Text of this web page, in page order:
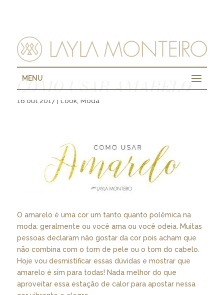
MENU
COMO USAR AMARELO
16.out.2017 | Look, Moda
O amarelo é uma cor um tanto quanto polêmica na
moda: geralmente ou você ama ou você odeia. Muitas
pessoas declaram não gostar da cor pois acham que
não combina com o tom de pele ou o tom do cabelo.
Hoje vou desmistificar essas dúvidas e mostrar que
amarelo é sim para todas! Nada melhor do que
aproveitar essa estação de calor para apostar nessa